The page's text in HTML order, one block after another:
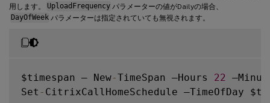
用します。
UploadFrequency パラメーターの値がDailyの場合、
DayOfWeek パラメーターは指定されていても無視されます。
$timespan – New-TimeSpan –Hours 22
Set - CitrixCallHomeSchedule –TimeOfDay